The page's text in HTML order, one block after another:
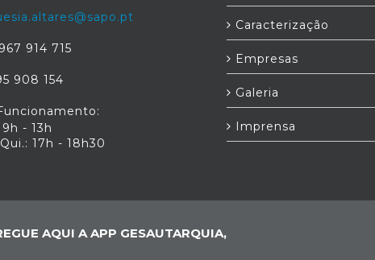
914 715
908 154
- 13h
17h - 18h30
Caracterização
Empresas
Galeria
Imprensa
AQUI A APP GESAUTARQUIA,